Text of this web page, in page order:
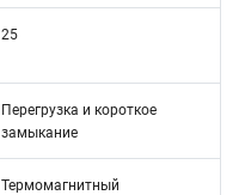
25
Перегрузка и короткое
замыкание
Термомагнитный